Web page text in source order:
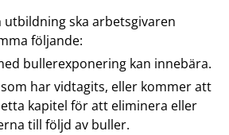
ska arbetsgivaren
följande:
bullerexponering kan innebära.
har vidtagits, eller kommer att
kapitel för att eliminera eller
till följd av buller.